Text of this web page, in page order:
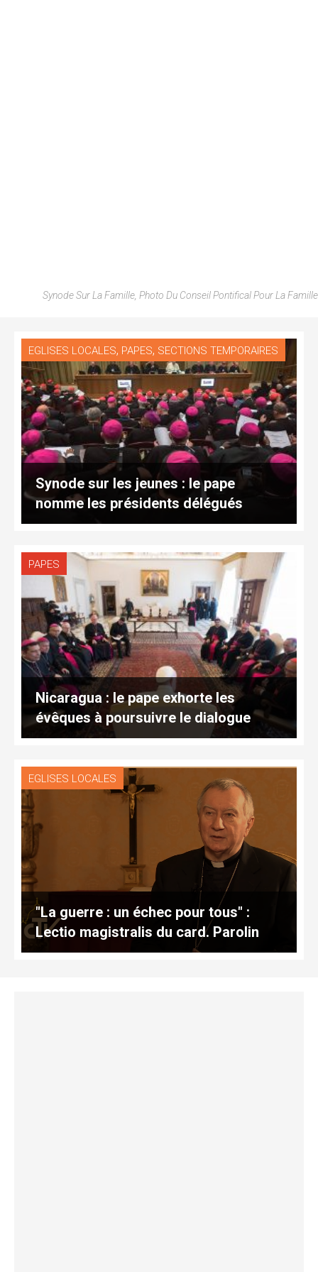
Synode Sur La Famille, Photo Du Conseil Pontifical Pour La Famille
EGLISES LOCALES, PAPES, SECTIONS TEMPORAIRES
Synode sur les jeunes : le pape
nomme les présidents délégués
PAPES
Nicaragua : le pape exhorte les
évêques à poursuivre le dialogue
EGLISES LOCALES
"La guerre : un échec pour tous" :
Lectio magistralis du card. Parolin